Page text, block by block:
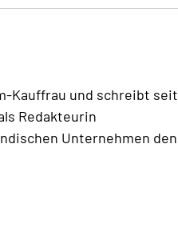
Kauffrau und schreibt seit
Redakteurin
Unternehmen den